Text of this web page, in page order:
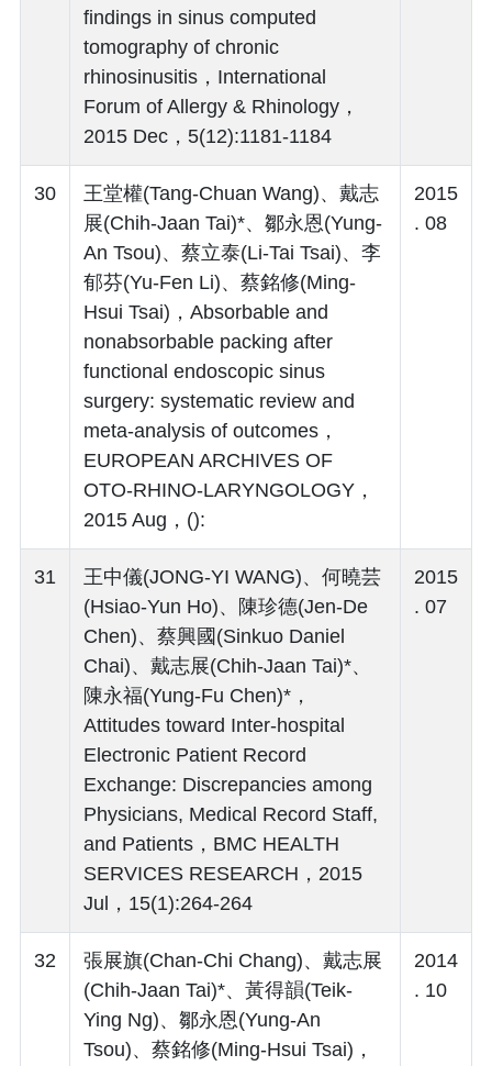
findings in sinus computed
tomography of chronic
rhinosinusitis，International
Forum of Allergy & Rhinology，
2015 Dec，5(12):1181-1184
30
王堂權(Tang-Chuan Wang)、戴志
展(Chih-Jaan Tai)*、鄒永恩(Yung-
An Tsou)、蔡立泰(Li-Tai Tsai)、李
郁芬(Yu-Fen Li)、蔡銘修(Ming-
Hsui Tsai)，Absorbable and
nonabsorbable packing after
functional endoscopic sinus
surgery: systematic review and
meta‑analysis of outcomes，
EUROPEAN ARCHIVES OF
OTO-RHINO-LARYNGOLOGY，
2015 Aug，():
2015
. 08
31
王中儀(JONG-YI WANG)、何曉芸
(Hsiao-Yun Ho)、陳珍德(Jen-De
Chen)、蔡興國(Sinkuo Daniel
Chai)、戴志展(Chih-Jaan Tai)*、
陳永福(Yung-Fu Chen)*，
Attitudes toward Inter-hospital
Electronic Patient Record
Exchange: Discrepancies among
Physicians, Medical Record Staff,
and Patients，BMC HEALTH
SERVICES RESEARCH，2015
Jul，15(1):264-264
2015
. 07
32
張展旗(Chan-Chi Chang)、戴志展
(Chih-Jaan Tai)*、黃得韻(Teik-
Ying Ng)、鄒永恩(Yung-An
Tsou)、蔡銘修(Ming-Hsui Tsai)，
2014
. 10